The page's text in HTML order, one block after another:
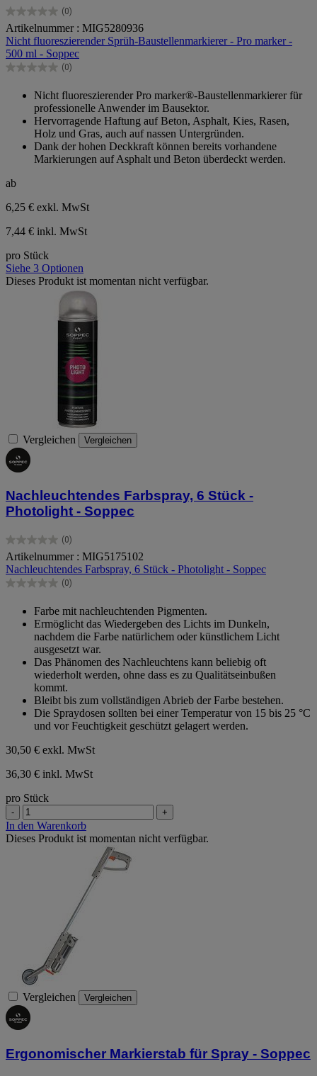
(0)
0.0
von
5
Sternen.
Artikelnummer : MIG5280936
Nicht fluoreszierender Sprüh-Baustellenmarkierer - Pro marker -
500 ml - Soppec
(0)
0.0
Sternen.
Nicht fluoreszierender Pro marker®-Baustellenmarkierer für
professionelle Anwender im Bausektor.
Hervorragende Haftung auf Beton, Asphalt, Kies, Rasen,
Holz und Gras, auch auf nassen Untergründen.
Dank der hohen Deckkraft können bereits vorhandene
Markierungen auf Asphalt und Beton überdeckt werden.
ab
6,25 € exkl. MwSt
7,44 € inkl. MwSt
pro Stück
Siehe 3 Optionen
Dieses Produkt ist momentan nicht verfügbar.
Vergleichen Vergleichen
Nachleuchtendes Farbspray, 6 Stück -
Photolight - Soppec
(0)
0.0
von
5
Sternen.
Artikelnummer : MIG5175102
Nachleuchtendes Farbspray, 6 Stück - Photolight - Soppec
(0)
0.0
Sternen.
Farbe mit nachleuchtenden Pigmenten.
Ermöglicht das Wiedergeben des Lichts im Dunkeln,
nachdem die Farbe natürlichem oder künstlichem Licht
ausgesetzt war.
Das Phänomen des Nachleuchtens kann beliebig oft
wiederholt werden, ohne dass es zu Qualitätseinbußen
kommt.
Bleibt bis zum vollständigen Abrieb der Farbe bestehen.
Die Spraydosen sollten bei einer Temperatur von 15 bis 25 °C
und vor Feuchtigkeit geschützt gelagert werden.
30,50 € exkl. MwSt
36,30 € inkl. MwSt
pro Stück
- +
In den Warenkorb
Dieses Produkt ist momentan nicht verfügbar.
Vergleichen Vergleichen
Ergonomischer Markierstab für Spray - Soppec